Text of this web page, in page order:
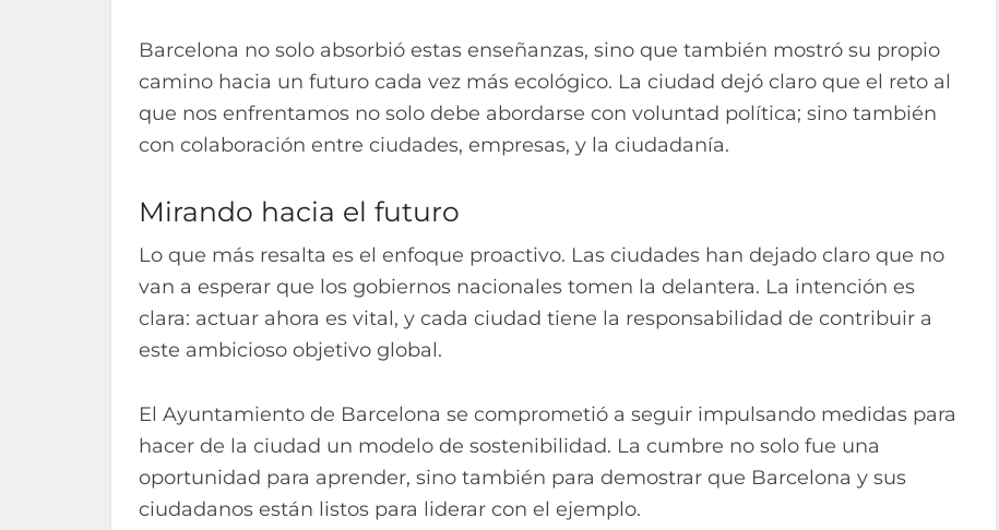
Barcelona no solo absorbió estas enseñanzas, sino que también mostró su propio
camino hacia un futuro cada vez más ecológico. La ciudad dejó claro que el reto al
que nos enfrentamos no solo debe abordarse con voluntad política; sino también
con colaboración entre ciudades, empresas, y la ciudadanía.
Mirando hacia el futuro
Lo que más resalta es el enfoque proactivo. Las ciudades han dejado claro que no
van a esperar que los gobiernos nacionales tomen la delantera. La intención es
clara: actuar ahora es vital, y cada ciudad tiene la responsabilidad de contribuir a
este ambicioso objetivo global.
El Ayuntamiento de Barcelona se comprometió a seguir impulsando medidas para
hacer de la ciudad un modelo de sostenibilidad. La cumbre no solo fue una
oportunidad para aprender, sino también para demostrar que Barcelona y sus
ciudadanos están listos para liderar con el ejemplo.